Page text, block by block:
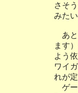
さそ
みた
あと
ます
よう
ワイ
れが
ゲー